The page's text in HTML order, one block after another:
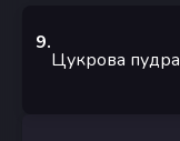
9.
Цукрова пудра